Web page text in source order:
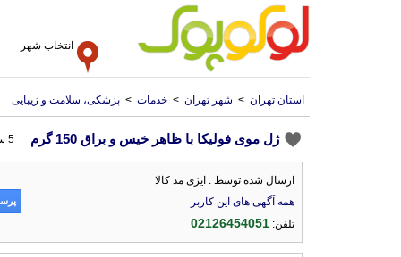
انتخاب شهر
استان تهران > شهر تهران > خدمات > پزشکی، سلامت و زیبایی
ژل موی فولیکا با ظاهر خیس و براق 150 گرم 5 سال پیش
ارسال شده توسط : ایزی مد کالا
همه آگهی های این کاربر
تلفن:02126454051